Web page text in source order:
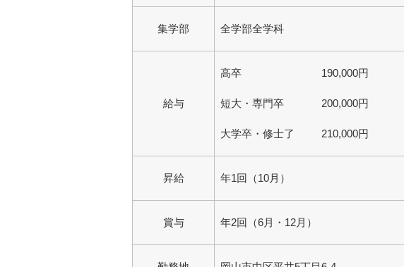
集学部 全学部全学科
給与
高卒 190,000円
短大・専門卒 200,000円
大学卒・修士了 210,000円
昇給 年1回（10月）
賞与 年2回（6月・12月）